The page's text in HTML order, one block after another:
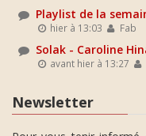
Playlist de la
hier à 13:03 Fab
Solak - Caroline
avant hier à 13:27
Newsletter